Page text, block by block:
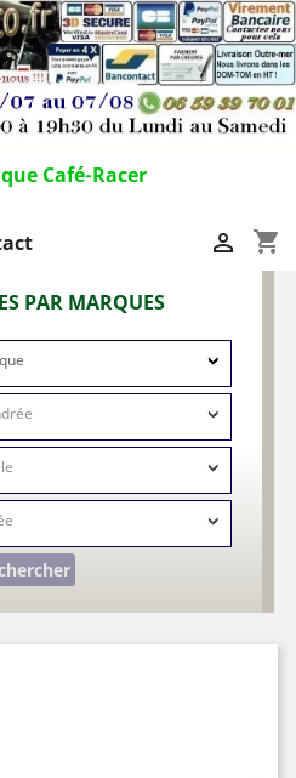
Café-Racer
shopping_cart

PAR MARQUES